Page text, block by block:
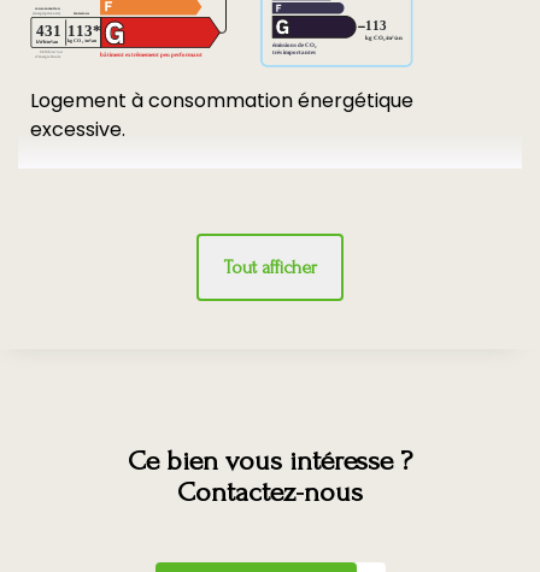
Logement à consommation énergétique
excessive.
Tout afficher
Ce bien vous intéresse ?
Contactez-nous